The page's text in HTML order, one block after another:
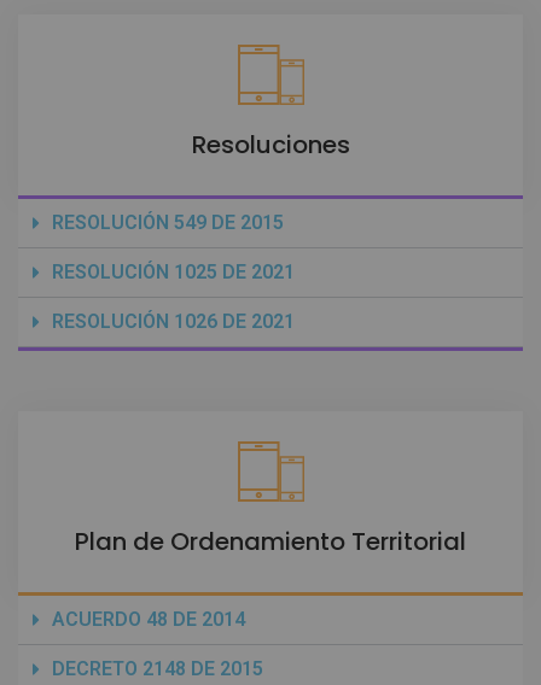
Resoluciones
RESOLUCIÓN 549 DE 2015
RESOLUCIÓN 1025 DE 2021
RESOLUCIÓN 1026 DE 2021
Plan de Ordenamiento Territorial
ACUERDO 48 DE 2014
DECRETO 2148 DE 2015